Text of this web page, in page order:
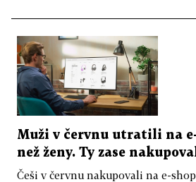
Muži v červnu utratili na
než ženy. Ty zase
Češi v červnu nakupovali na e-